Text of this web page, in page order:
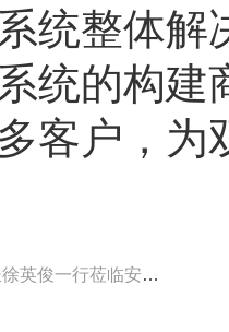
统整体
统的构建
客户，
莅临安亭加氢站调研指导